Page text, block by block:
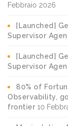
Febbraio 2026
[Launched]
Supervisor
[Launched]
Supervisor
80% of
Observability,
frontier 10